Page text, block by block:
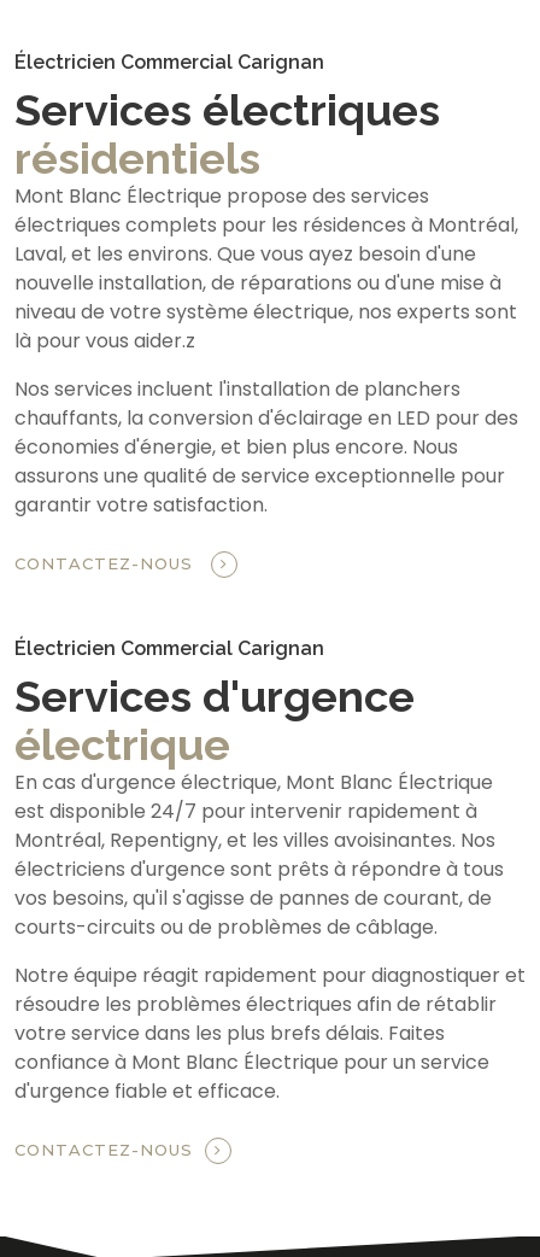
Électricien Commercial Carignan
Services électriques
résidentiels
Mont Blanc Électrique propose des services
électriques complets pour les résidences à Montréal,
Laval, et les environs. Que vous ayez besoin d'une
nouvelle installation, de réparations ou d'une mise à
niveau de votre système électrique, nos experts sont
là pour vous aider.z
Nos services incluent l'installation de planchers
chauffants, la conversion d'éclairage en LED pour des
économies d'énergie, et bien plus encore. Nous
assurons une qualité de service exceptionnelle pour
garantir votre satisfaction.
CONTACTEZ-NOUS
Électricien Commercial Carignan
Services d'urgence
électrique
En cas d'urgence électrique, Mont Blanc Électrique
est disponible 24/7 pour intervenir rapidement à
Montréal, Repentigny, et les villes avoisinantes. Nos
électriciens d'urgence sont prêts à répondre à tous
vos besoins, qu'il s'agisse de pannes de courant, de
courts-circuits ou de problèmes de câblage.
Notre équipe réagit rapidement pour diagnostiquer et
résoudre les problèmes électriques afin de rétablir
votre service dans les plus brefs délais. Faites
confiance à Mont Blanc Électrique pour un service
d'urgence fiable et efficace.
CONTACTEZ-NOUS